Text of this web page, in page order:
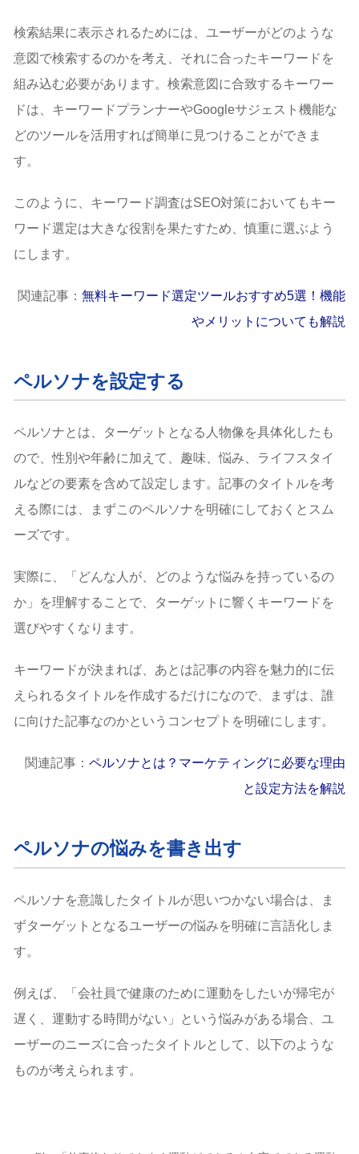
検索結果に表示されるためには、ユーザーがどのような
意図で検索するのかを考え、それに合ったキーワードを
組み込む必要があります。検索意図に合致するキーワー
ドは、キーワードプランナーやGoogleサジェスト機能な
どのツールを活用すれば簡単に見つけることができま
す。
このように、キーワード調査はSEO対策においてもキー
ワード選定は大きな役割を果たすため、慎重に選ぶよう
にします。
関連記事： 無料キーワード選定ツールおすすめ5選！機能
やメリットについても解説
ペルソナを設定する
ペルソナとは、ターゲットとなる人物像を具体化したも
ので、性別や年齢に加えて、趣味、悩み、ライフスタイ
ルなどの要素を含めて設定します。記事のタイトルを考
える際には、まずこのペルソナを明確にしておくとスム
ーズです。
実際に、「どんな人が、どのような悩みを持っているの
か」を理解することで、ターゲットに響くキーワードを
選びやすくなります。
キーワードが決まれば、あとは記事の内容を魅力的に伝
えられるタイトルを作成するだけになので、まずは、誰
に向けた記事なのかというコンセプトを明確にします。
関連記事： ペルソナとは？マーケティングに必要な理由
と設定方法を解説
ペルソナの悩みを書き出す
ペルソナを意識したタイトルが思いつかない場合は、ま
ずターゲットとなるユーザーの悩みを明確に言語化しま
す。
例えば、「会社員で健康のために運動をしたいが帰宅が
遅く、運動する時間がない」という悩みがある場合、ユ
ーザーのニーズに合ったタイトルとして、以下のような
ものが考えられます。